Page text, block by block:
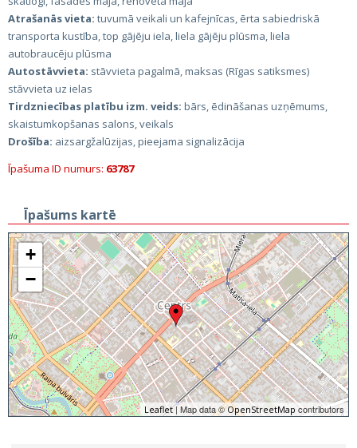
Atrašanās vieta: tuvumā veikali un kafejnīcas, ērta sabiedriskā
transporta kustība, top gājēju iela, liela gājēju plūsma, liela
autobraucēju plūsma
Autostāvvieta: stāvvieta pagalmā, maksas (Rīgas satiksmes)
stāvvieta uz ielas
Tirdzniecības platību izm. veids: bārs, ēdināšanas uzņēmums,
skaistumkopšanas salons, veikals
Drošība: aizsargžalūzijas, pieejama signalizācija
Īpašuma ID numurs: 63787
Īpašums kartē
+
−
Leaflet| Map data ©OpenStreetMap contributors